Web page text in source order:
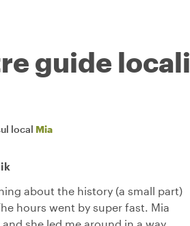
guide locali
local Mia
about the history (a small part)
hours went by super fast. Mia